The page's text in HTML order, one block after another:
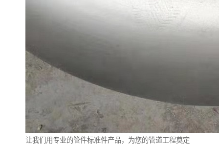
让我们用专业的管件标准件产品，为您的管道工程奠定